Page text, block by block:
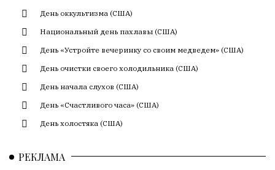
Редакция
не
авторские
тексты,
кромсает
их
не
искажает
День оккультизма (США)
Национальный день пахлавы (США)
День «Устройте вечеринку со своим медведем» (США)
День очистки своего холодильника (США)
День начала слухов (США)
День «Счастливого часа» (США)
День холостяка (США)
РЕКЛАМА